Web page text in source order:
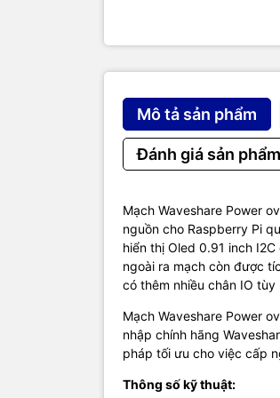
Mô tả sản phẩm
Đánh giá sản phẩm
Mạch Waveshare Power
nguồn cho Raspberry Pi
hiển thị Oled 0.91 inch
ngoài ra mạch còn được
có thêm nhiều chân IO
Mạch Waveshare Power
nhập chính hãng
pháp tối ưu cho việc cấp
Thông số kỹ thuật: